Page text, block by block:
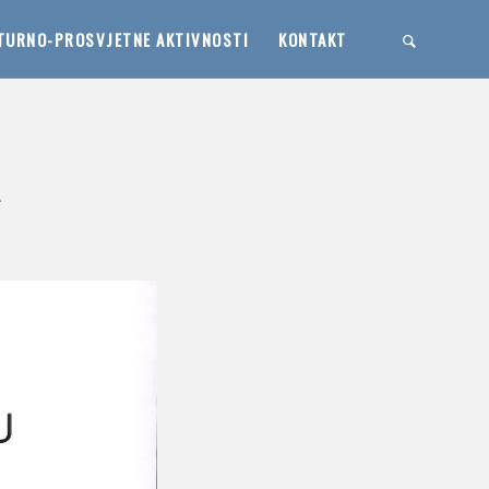
PROSVJETNE AKTIVNOSTI KONTAKT